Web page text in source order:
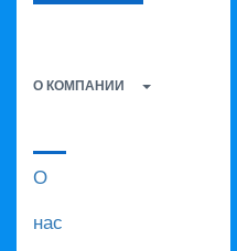
О КОМПАНИИ
О
нас